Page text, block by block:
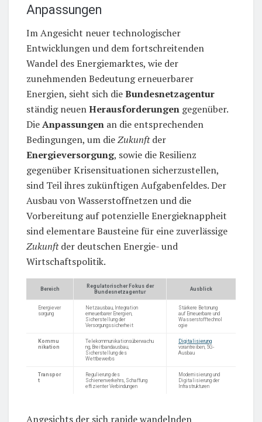
Anpassungen
Im Angesicht neuer technologischer
Entwicklungen und dem fortschreitenden
Wandel des Energiemarktes, wie der
zunehmenden Bedeutung erneuerbarer
Energien, sieht sich dieBundesnetzagentur
ständig neuenHerausforderungen gegenüber.
DieAnpassungen an die entsprechenden
Bedingungen, um dieZukunftder
Energieversorgung, sowie die Resilienz
gegenüber Krisensituationen sicherzustellen,
sind Teil ihres zukünftigen Aufgabenfeldes. Der
Ausbau von Wasserstoffnetzen und die
Vorbereitung auf potenzielle Energieknappheit
sind elementare Bausteine für eine zuverlässige
Zukunftder deutschen Energie- und
Wirtschaftspolitik.
Bereich
Regulatorischer Fokus der
Bundesnetzagentur
Ausblick
Energiever
sorgung
Netzausbau, Integration
erneuerbarer Energien,
Sicherstellung der
Versorgungssicherheit
Stärkere Betonung
auf Erneuerbare und
Wasserstofftechnol
ogie
Kommu
nikation
Telekommunikationsüberwachu
ng, Breitbandausbau,
Sicherstellung des
Wettbewerbs
Digitalisierung
vorantreiben, 5G-
Ausbau
Transpor
t
Regulierung des
Schienenverkehrs, Schaffung
effizienter Verbindungen
Modernisierung und
Digitalisierung der
Infrastrukturen
Angesichts der sich rapide wandelnden